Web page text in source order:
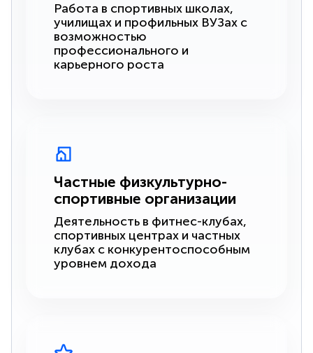
Работа в спортивных школах,
училищах и профильных ВУЗах с
возможностью
профессионального и
карьерного роста
Частные физкультурно-
спортивные организации
Деятельность в фитнес-клубах,
спортивных центрах и частных
клубах с конкурентоспособным
уровнем дохода